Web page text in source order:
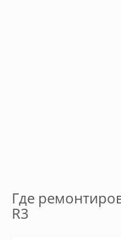
Где
R3